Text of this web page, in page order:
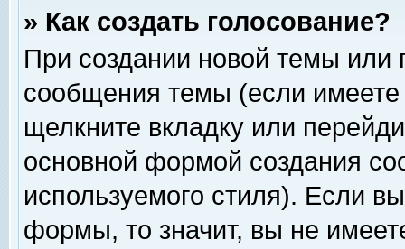
» Как создать голосование?
При создании новой темы или
сообщения темы (если
щелкните вкладку или
основной формой создания
используемого стиля). Если
формы, то значит, вы не